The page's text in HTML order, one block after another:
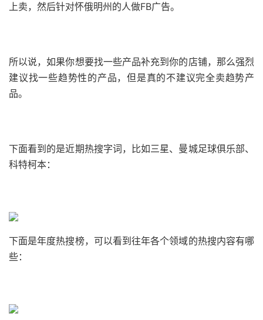
上卖，然后针对怀俄明州的人做FB广告。
所以说，如果你想要找一些产品补充到你的店铺，那么强烈
建议找一些趋势性的产品，但是真的不建议完全卖趋势产
品。
下面看到的是近期热搜字词，比如三星、曼城足球俱乐部、
科特柯本：
下面是年度热搜榜，可以看到往年各个领域的热搜内容有哪
些：